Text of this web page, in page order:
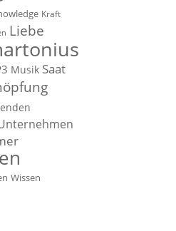
Kraft
Liebe
Musik Saat
Wissen